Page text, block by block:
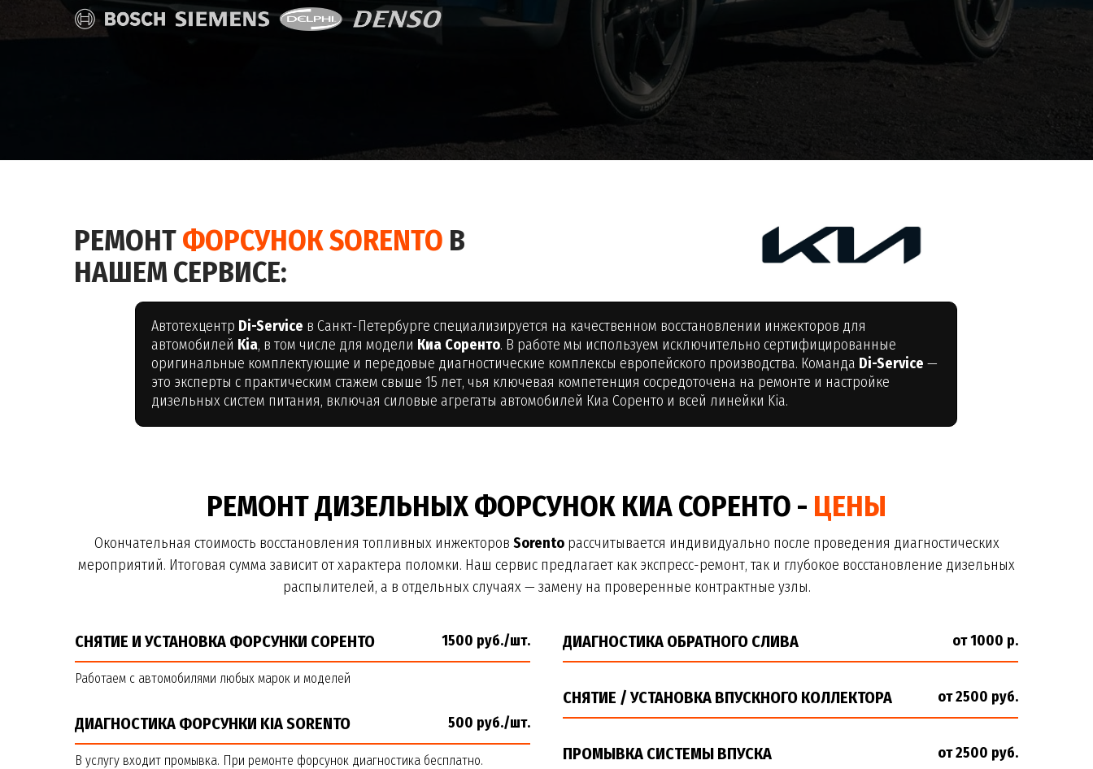
Автотехцентр Di-Service в Санкт-Петербурге специализируется на качественном восстановлении инжекторов для
автомобилей Kia, в том числе для модели Киа Соренто. В работе мы используем исключительно сертифицированные
оригинальные комплектующие и передовые диагностические комплексы европейского производства. Команда Di-Service —
это эксперты с практическим стажем свыше 15 лет, чья ключевая компетенция сосредоточена на ремонте и настройке
дизельных систем питания, включая силовые агрегаты автомобилей Киа Соренто и всей линейки Kia.
РЕМОНТФОРСУНОК SORENTO В
НАШЕМ СЕРВИСЕ:
РЕМОНТ ДИЗЕЛЬНЫХ ФОРСУНОК КИА СОРЕНТО - ЦЕНЫ
Окончательная стоимость восстановления топливных инжекторов Sorentoрассчитывается индивидуально после проведения диагностических
мероприятий. Итоговая сумма зависит от характера поломки. Наш сервис предлагает как экспресс-ремонт, так и глубокое восстановление дизельных
распылителей, а в отдельных случаях — замену на проверенные контрактные узлы.
СНЯТИЕ И УСТАНОВКА ФОРСУНКИ СОРЕНТО 1500 руб./шт.
Работаем с автомобилями любых марок и моделей
ДИАГНОСТИКА ФОРСУНКИ KIA SORENTO 500 руб./шт.
В услугу входит промывка. При ремонте форсунок диагностика бесплатно.
ДИАГНОСТИКА ОБРАТНОГО СЛИВА от 1000 р.
СНЯТИЕ / УСТАНОВКА ВПУСКНОГО КОЛЛЕКТОРА от 2500 руб.
ПРОМЫВКА СИСТЕМЫ ВПУСКА от 2500 руб.